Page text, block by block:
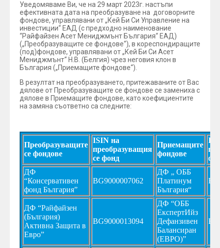
Уведомяваме Ви, че на 29 март 2023г. настъпи
ефективната дата на преобразуване на договорните
фондове, управлявани от „Кей Би Си Управление на
инвестиции“ ЕАД (с предходно наименование
“Райфайзен Асет Мениджмънт България“ ЕАД)
(„Преобразуващите се фондове“), в кореспондиращите
(под)фондове, управлявани от „Кей Би Си Асет
Мениджмънт“ Н.В. (Белгия) чрез неговия клон в
България („Приемащите фондове“).
В резултат на преобразуването, притежаваните от Вас
дялове от Преобразуващите се фондове се замениха с
дялове в Приемащите фондове, като коефициентите
на замяна съответно са следните:
Преобразуващите
се фондове
ISIN на
преобразуващия
се фонд
Приемащите
фондове
ДФ
“Консервативен
фонд България”
BG9000007062
ДФ „ ОББ
Платинум
България“
ДФ “Райфайзен
(България)
Активна Защита в
Евро”
BG9000013094
ДФ “ОББ
ЕкспертИйз
Дефанзивен
Балансиран
(ЕВРО)”